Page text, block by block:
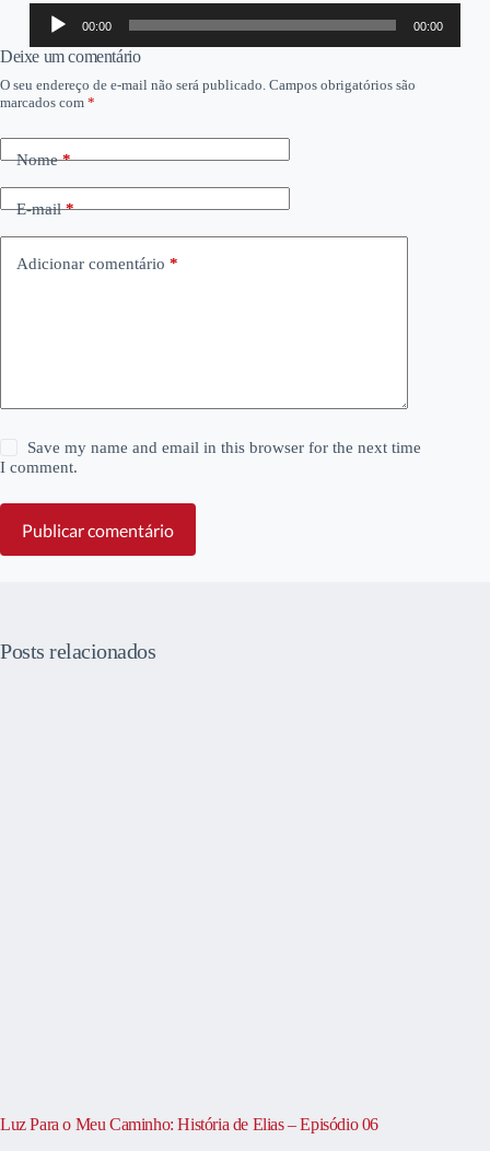
Tocador
áudio
00:00 00:00
Deixe um comentário
O seu endereço de e-mail não será publicado. Campos obrigatórios são
marcados com *
Nome*
E-mail*
Adicionar comentário *
Save my name and email in this browser for the next time
I comment.
Publicar comentário
Posts relacionados
Luz Para o Meu Caminho: História de Elias – Episódio 06